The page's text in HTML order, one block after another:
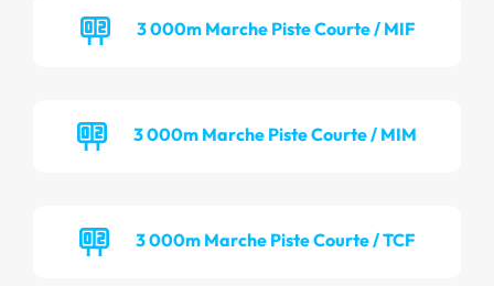
3 000m Marche Piste Courte / MIF
3 000m Marche Piste Courte / MIM
3 000m Marche Piste Courte / TCF